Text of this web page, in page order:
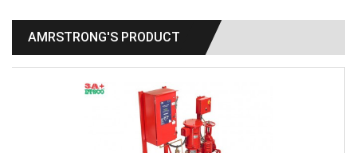
AMRSTRONG'S PRODUCT